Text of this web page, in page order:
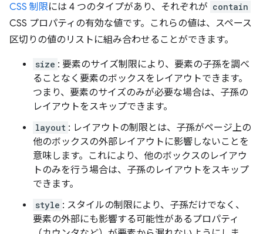
CSS 制限には 4 つのタイプがあり、それぞれが contain
CSS プロパティの有効な値です。これらの値は、スペース
区切りの値のリストに組み合わせることができます。
size : 要素のサイズ制限により、要素の子孫を調べ
ることなく要素のボックスをレイアウトできます。
つまり、要素のサイズのみが必要な場合は、子孫の
レイアウトをスキップできます。
layout : レイアウトの制限とは、子孫がページ上の
他のボックスの外部レイアウトに影響しないことを
意味します。これにより、他のボックスのレイアウ
トのみを行う場合は、子孫のレイアウトをスキップ
できます。
style : スタイルの制限により、子孫だけでなく、
要素の外部にも影響する可能性があるプロパティ